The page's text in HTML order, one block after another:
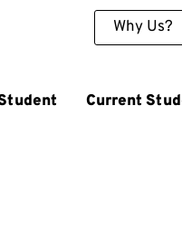
Why Us?
Current